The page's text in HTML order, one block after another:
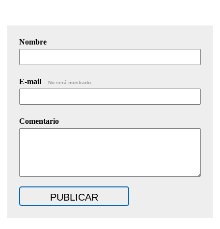
Nombre
E-mail No será mostrado.
Comentario